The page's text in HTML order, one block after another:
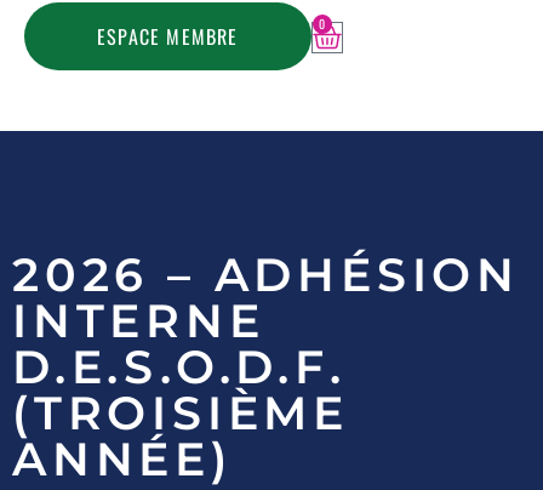
ESPACE MEMBRE 0
2026 – ADHÉSION
INTERNE
D.E.S.O.D.F.
(TROISIÈME
ANNÉE)